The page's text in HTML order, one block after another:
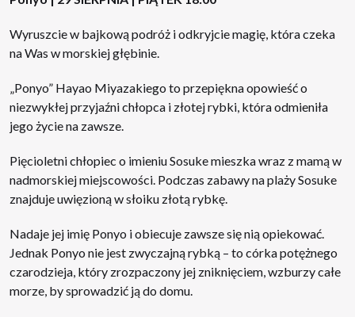
Wyruszcie w bajkową podróż i odkryjcie magię, która czeka
na Was w morskiej głębinie.
„Ponyo” Hayao Miyazakiego to przepiękna opowieść o
niezwykłej przyjaźni chłopca i złotej rybki, która odmieniła
jego życie na zawsze.
Pięcioletni chłopiec o imieniu Sosuke mieszka wraz z mamą w
nadmorskiej miejscowości. Podczas zabawy na plaży Sosuke
znajduje uwięzioną w słoiku złotą rybkę.
Nadaje jej imię Ponyo i obiecuje zawsze się nią opiekować.
Jednak Ponyo nie jest zwyczajną rybką – to córka potężnego
czarodzieja, który zrozpaczony jej zniknięciem, wzburzy całe
morze, by sprowadzić ją do domu.